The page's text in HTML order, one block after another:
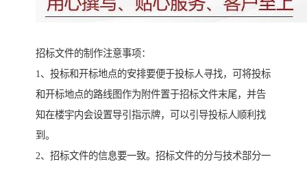
招标文件的制作注意事项：
1、投标和开标地点的安排要便于投标人寻找，可将投标
和开标地点的路线图作为附件置于招标文件末尾，并告
知在楼宇内会设置导引指示牌，可以引导投标人顺利找
到。
2、招标文件的信息要一致。招标文件的分与技术部分一